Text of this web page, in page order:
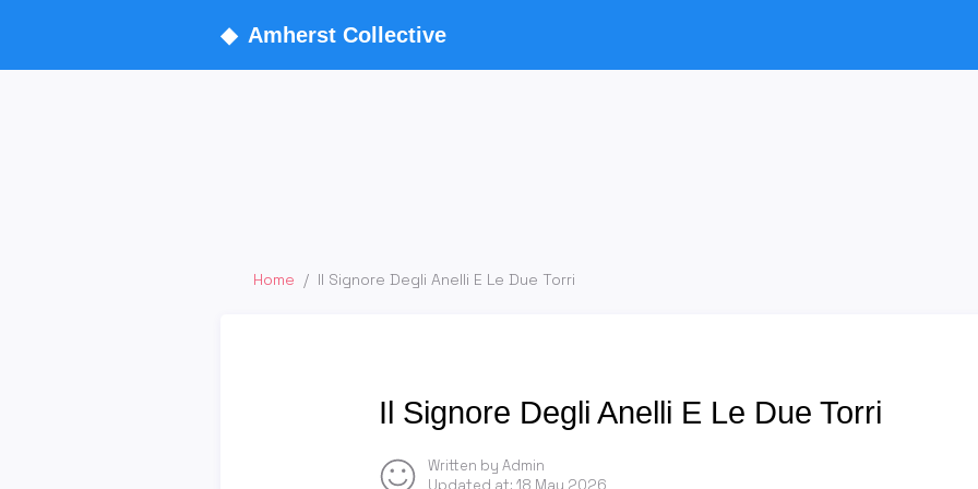
◆ Amherst Collective
Home / Il Signore Degli Anelli E Le Due Torri
Il Signore Degli Anelli E Le Due Torri
Written by Admin
Updated at: 18 May 2026